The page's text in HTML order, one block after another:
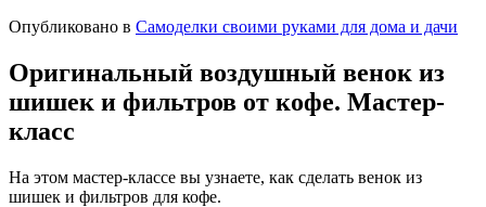
Опубликовано в Самоделки своими руками для дома и дачи
Оригинальный воздушный венок из
шишек и фильтров от кофе. Мастер-
класс
На этом мастер-классе вы узнаете, как сделать венок из
шишек и фильтров для кофе.